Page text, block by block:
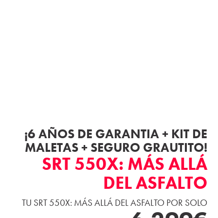
¡6 AÑOS DE GARANTIA + KIT DE
MALETAS + SEGURO GRAUTITO!
SRT 550X: MÁS ALLÁ
DEL ASFALTO
TU SRT 550X: MÁS ALLÁ DEL ASFALTO POR SOLO